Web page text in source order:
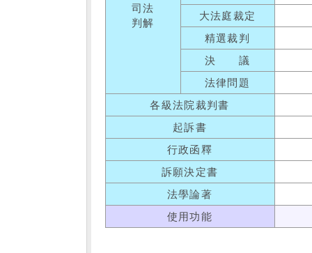
司法
判解
大法庭裁定
精選裁判
決 議
法律問題
各級法院裁判書
起訴書
行政函釋
訴願決定書
法學論著
使用功能